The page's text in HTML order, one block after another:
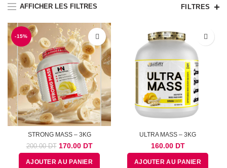
AFFICHER LES FILTRES FILTRES
-15%
STRONG MASS – 3KG
200.00DT Le
prix
initial
170.00DTLe
prix
actuel
AJOUTER AU PANIER
ULTRA MASS – 3KG
160.00DT
AJOUTER AU PANIER